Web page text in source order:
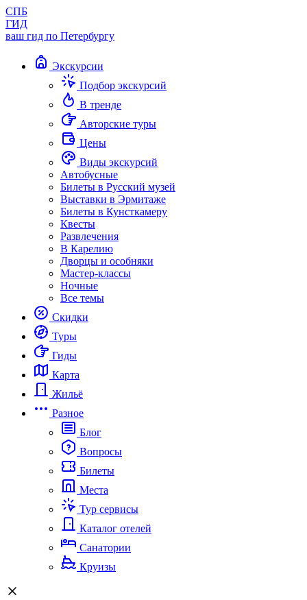
СПБ
ГИД
ваш гид по Петербургу
Экскурсии
Подбор экскурсий
В тренде
Авторские туры
Цены
Виды экскурсий
Автобусные
Билеты в Русский музей
Выставки в Эрмитаже
Билеты в Кунсткамеру
Квесты
Развлечения
В Карелию
Дворцы и особняки
Мастер-классы
Ночные
Все темы
Скидки
Туры
Гиды
Карта
Жильё
Разное
Блог
Вопросы
Билеты
Места
Тур сервисы
Каталог отелей
Санатории
Круизы